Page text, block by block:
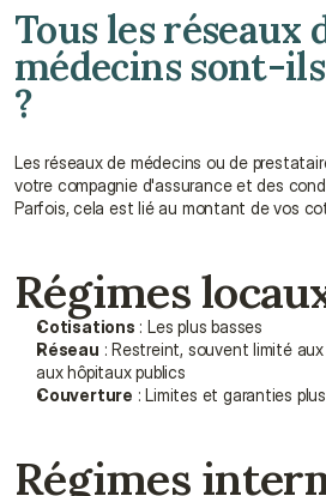
Tous les réseaux
médecins sont-
?
Les réseaux de médecins ou de
votre compagnie d'assurance et des
Parfois, cela est lié au montant de vos
Régimes
Cotisations : Les plus basses
Réseau : Restreint, souvent limité
aux hôpitaux publics
Couverture : Limites et garanties
Régimes